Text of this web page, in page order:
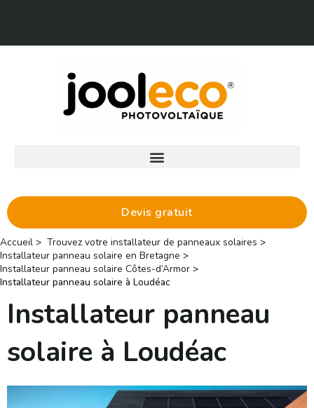
Devis gratuit
Accueil
Trouvez votre installateur de panneaux solaires
Installateur panneau solaire en Bretagne
Installateur panneau solaire Côtes-d’Armor
Installateur panneau solaire à Loudéac
Installateur panneau
solaire à Loudéac